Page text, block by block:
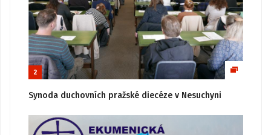
2
Synoda duchovních pražské diecéze v Nesuchyni